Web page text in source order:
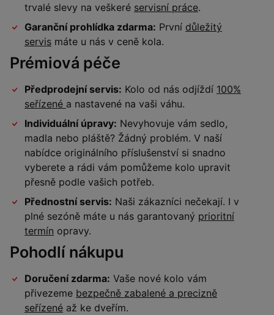
trvalé slevy na veškeré servisní práce.
Garanční prohlídka zdarma: První důležitý
servis máte u nás v ceně kola.
Prémiová péče
Předprodejní servis: Kolo od nás odjíždí 100%
seřízené a nastavené na vaši váhu.
Individuální úpravy: Nevyhovuje vám sedlo,
madla nebo pláště? Žádný problém. V naší
nabídce originálního příslušenství si snadno
vyberete a rádi vám pomůžeme kolo upravit
přesně podle vašich potřeb.
Přednostní servis: Naši zákazníci nečekají. I v
plné sezóně máte u nás garantovaný prioritní
termín opravy.
Pohodlí nákupu
Doručení zdarma: Vaše nové kolo vám
přivezeme bezpečně zabalené a precizně
seřízené až ke dveřím.